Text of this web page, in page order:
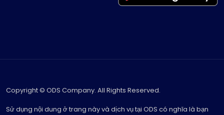
Copyright © ODS Company. All Rights Reserved.
Sử dụng nội dung ở trang này và dịch vụ tại ODS có nghĩa là bạn